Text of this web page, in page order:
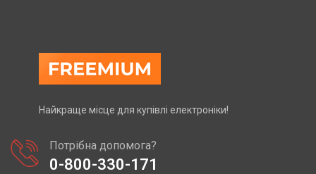
Найкраще місце для купівлі електроніки!
Потрібна допомога?
0-800-330-171